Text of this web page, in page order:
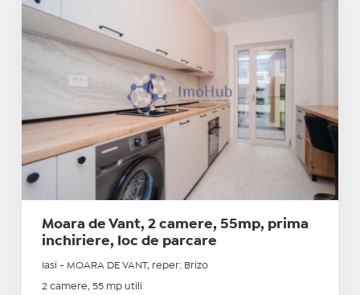
Moara de Vant, 2 camere, 55mp, prima
inchiriere, loc de parcare
Iasi - MOARA DE VANT, reper: Brizo
2 camere, 55 mp utili